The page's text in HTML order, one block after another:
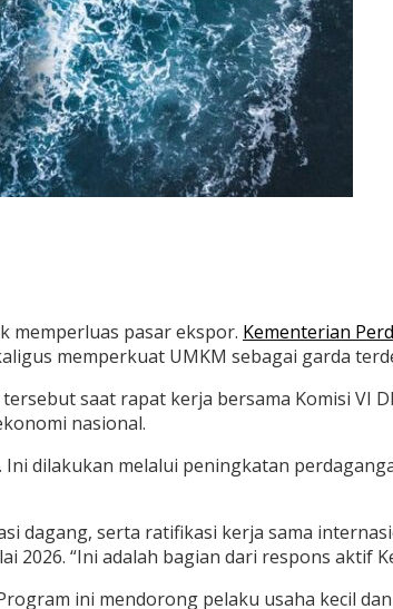
memperluas pasar ekspor. Kementerian
memperkuat UMKM sebagai garda
saat rapat kerja bersama Komisi VI
nasional.
dilakukan melalui peningkatan
dagang, serta ratifikasi kerja sama
“Ini adalah bagian dari respons aktif
ini mendorong pelaku usaha kecil